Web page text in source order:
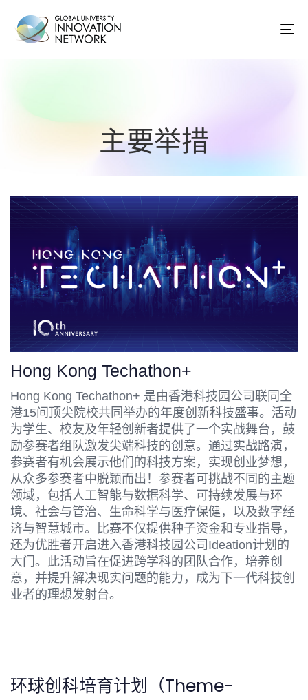
主要举措
Hong Kong Techathon+
Hong Kong Techathon+ 是由香港科技园公司联同全
港15间顶尖院校共同举办的年度创新科技盛事。活动
为学生、校友及年轻创新者提供了一个实战舞台，鼓
励参赛者组队激发尖端科技的创意。通过实战路演，
参赛者有机会展示他们的科技方案，实现创业梦想，
从众多参赛者中脱颖而出！参赛者可挑战不同的主题
领域，包括人工智能与数据科学、可持续发展与环
境、社会与管治、生命科学与医疗保健，以及数字经
济与智慧城市。比赛不仅提供种子资金和专业指导，
还为优胜者开启进入香港科技园公司Ideation计划的
大门。此活动旨在促进跨学科的团队合作，培养创
意，并提升解决现实问题的能力，成为下一代科技创
业者的理想发射台。
环球创科培育计划（Theme-